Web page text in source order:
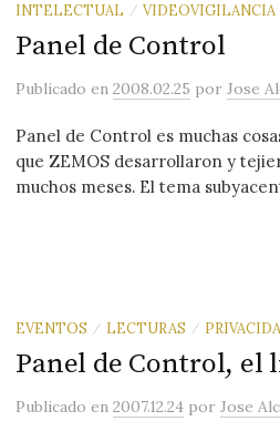
INTELECTUAL
/ VIDEOVIGILANCIA
Panel de Control
Publicadoen2008.02.25 porJose
Panel de Control es muchas
que ZEMOS desarrollaron y
muchos meses. El tema
EVENTOS / LECTURAS /
Panel de Control, el
Publicadoen2007.12.24 porJose